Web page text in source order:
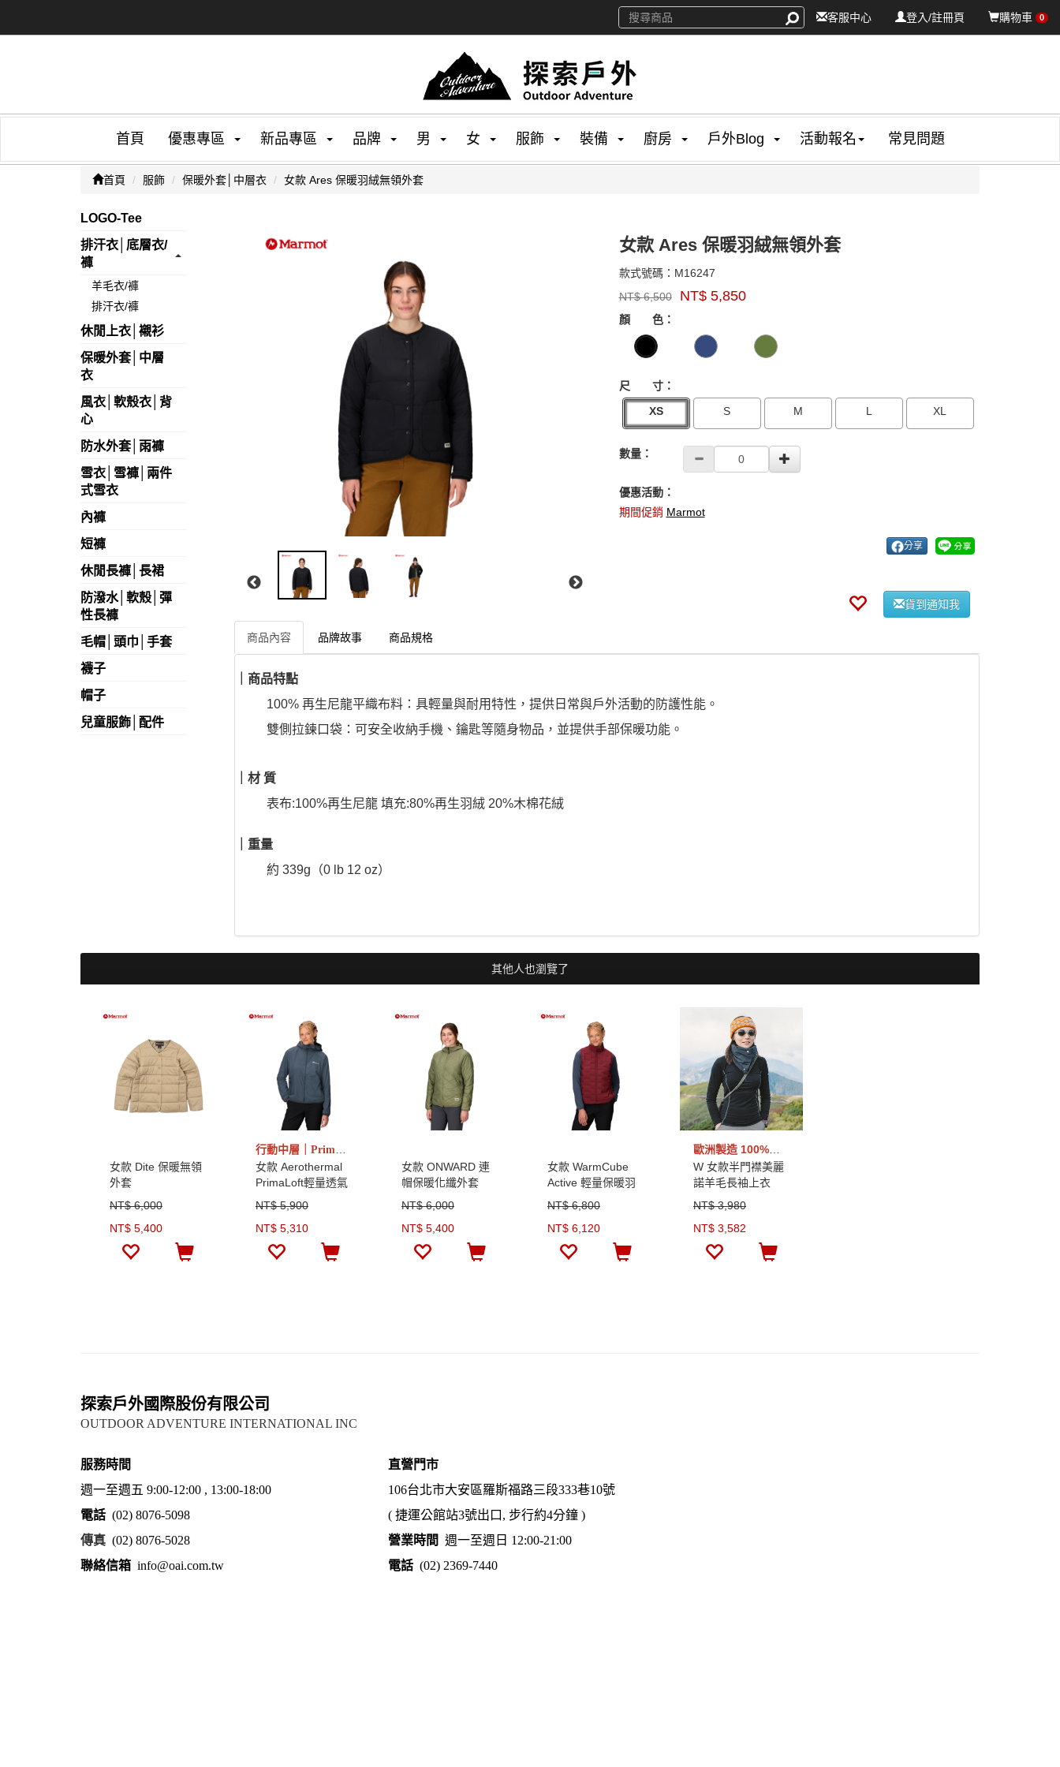
購物車 0
登入/註冊頁
客服中心
首頁 優惠專區 新品專區 品牌 男 女 服飾 裝備 廚房 戶外Blog 活動報名 常見問題
首頁 服飾 保暖外套│中層衣 女款 Ares 保暖羽絨無領外套
LOGO-Tee
排汗衣│底層衣/
褲
羊毛衣/褲
排汗衣/褲
休閒上衣│襯衫
保暖外套│中層
衣
風衣│軟殼衣│背
心
防水外套│雨褲
雪衣│雪褲│兩件
式雪衣
內褲
短褲
休閒長褲│長裙
防潑水│軟殼│彈
性長褲
毛帽│頭巾│手套
襪子
帽子
兒童服飾│配件
女款 Ares 保暖羽絨無領外套
款式號碼： M16247M16247
牌：
Marmot
NT$6,500 NT$ 5,850
GOODS000000000000005806491
顏 色：
尺 寸：
XS
S M L XL
數量：
優惠活動：
期間促銷 Marmot
分享
貨到通知我
商品內容 品牌故事 商品規格
｜商品特點
100% 再生尼龍平織布料：具輕量與耐用特性，提供日常與戶外活動的防護性能。
雙側拉鍊口袋：可安全收納手機、鑰匙等隨身物品，並提供手部保暖功能。
｜材 質
表布:100%再生尼龍 填充:80%再生羽絨 20%木棉花絨
｜重量
約 339g（0 lb 12 oz）
其他人也瀏覽了
女款 Dite 保暖無領
外套
NT$ 6,000
NT$ 5,400
行動中層｜PrimaLoft® Active Evolve
女款 Aerothermal
PrimaLoft輕量透氣
連帽外套
NT$ 5,900
NT$ 5,310
女款 ONWARD 連
帽保暖化纖外套
NT$ 6,000
NT$ 5,400
女款 WarmCube
Active 輕量保暖羽
絨背心
NT$ 6,800
NT$ 6,120
歐洲製造 100%美麗諾羊毛
W 女款半門襟美麗
諾羊毛長袖上衣
(160g)
NT$ 3,980
NT$ 3,582
探索戶外國際股份有限公司
OUTDOOR ADVENTURE INTERNATIONAL INC
服務時間
週一至週五 9:00-12:00 , 13:00-18:00
電話 (02) 8076-5098
傳真 (02) 8076-5028
聯絡信箱 info@oai.com.tw
直營門市
106台北市大安區羅斯福路三段333巷10號
( 捷運公館站3號出口, 步行約4分鐘 )
營業時間 週一至週日 12:00-21:00
電話 (02) 2369-7440